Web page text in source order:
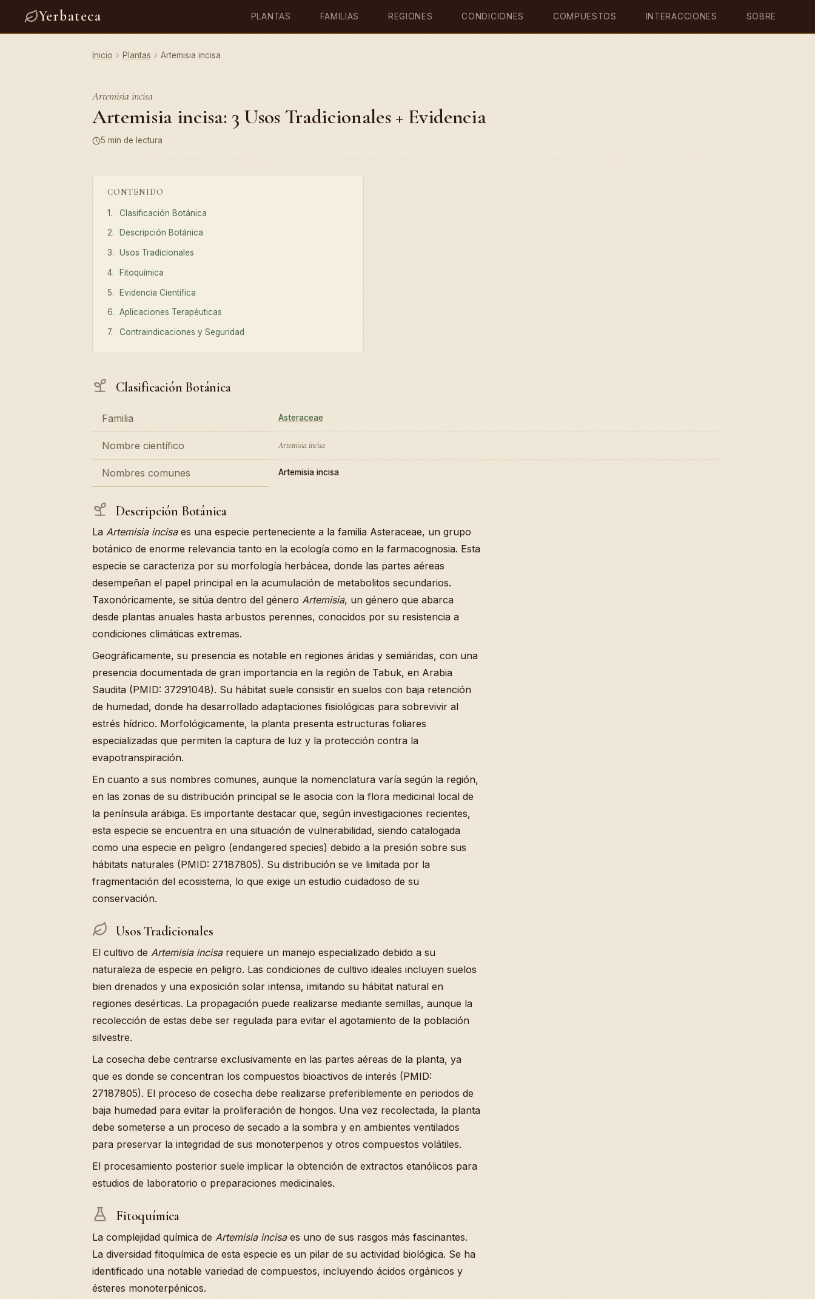
Yerbateca PLANTAS FAMILIAS REGIONES CONDICIONES COMPUESTOS INTERACCIONES SOBRE
Inicio › Plantas › Artemisia incisa
Artemisia incisa
Artemisia incisa: 3 Usos Tradicionales + Evidencia
5 min de lectura
CONTENIDO
Clasificación Botánica
Descripción Botánica
Usos Tradicionales
Fitoquímica
Evidencia Científica
Aplicaciones Terapéuticas
Contraindicaciones y Seguridad
Clasificación Botánica
Familia Asteraceae
Nombre científico Artemisia incisa
Nombres comunes Artemisia incisa
Descripción Botánica
La Artemisia incisaes una especie perteneciente a la familia Asteraceae, un grupo
botánico de enorme relevancia tanto en la ecología como en la farmacognosia. Esta
especie se caracteriza por su morfología herbácea, donde las partes aéreas
desempeñan el papel principal en la acumulación de metabolitos secundarios.
Taxonóricamente, se sitúa dentro del género Artemisia, un género que abarca
desde plantas anuales hasta arbustos perennes, conocidos por su resistencia a
condiciones climáticas extremas.
Geográficamente, su presencia es notable en regiones áridas y semiáridas, con una
presencia documentada de gran importancia en la región de Tabuk, en Arabia
Saudita (PMID: 37291048). Su hábitat suele consistir en suelos con baja retención
de humedad, donde ha desarrollado adaptaciones fisiológicas para sobrevivir al
estrés hídrico. Morfológicamente, la planta presenta estructuras foliares
especializadas que permiten la captura de luz y la protección contra la
evapotranspiración.
En cuanto a sus nombres comunes, aunque la nomenclatura varía según la región,
en las zonas de su distribución principal se le asocia con la flora medicinal local de
la península arábiga. Es importante destacar que, según investigaciones recientes,
esta especie se encuentra en una situación de vulnerabilidad, siendo catalogada
como una especie en peligro (endangered species) debido a la presión sobre sus
hábitats naturales (PMID: 27187805). Su distribución se ve limitada por la
fragmentación del ecosistema, lo que exige un estudio cuidadoso de su
conservación.
Usos Tradicionales
El cultivo de Artemisia incisarequiere un manejo especializado debido a su
naturaleza de especie en peligro. Las condiciones de cultivo ideales incluyen suelos
bien drenados y una exposición solar intensa, imitando su hábitat natural en
regiones desérticas. La propagación puede realizarse mediante semillas, aunque la
recolección de estas debe ser regulada para evitar el agotamiento de la población
silvestre.
La cosecha debe centrarse exclusivamente en las partes aéreas de la planta, ya
que es donde se concentran los compuestos bioactivos de interés (PMID:
27187805). El proceso de cosecha debe realizarse preferiblemente en periodos de
baja humedad para evitar la proliferación de hongos. Una vez recolectada, la planta
debe someterse a un proceso de secado a la sombra y en ambientes ventilados
para preservar la integridad de sus monoterpenos y otros compuestos volátiles.
El procesamiento posterior suele implicar la obtención de extractos etanólicos para
estudios de laboratorio o preparaciones medicinales.
Fitoquímica
La complejidad química de Artemisia incisaes uno de sus rasgos más fascinantes.
La diversidad fitoquímica de esta especie es un pilar de su actividad biológica. Se ha
identificado una notable variedad de compuestos, incluyendo ácidos orgánicos y
ésteres monoterpénicos.